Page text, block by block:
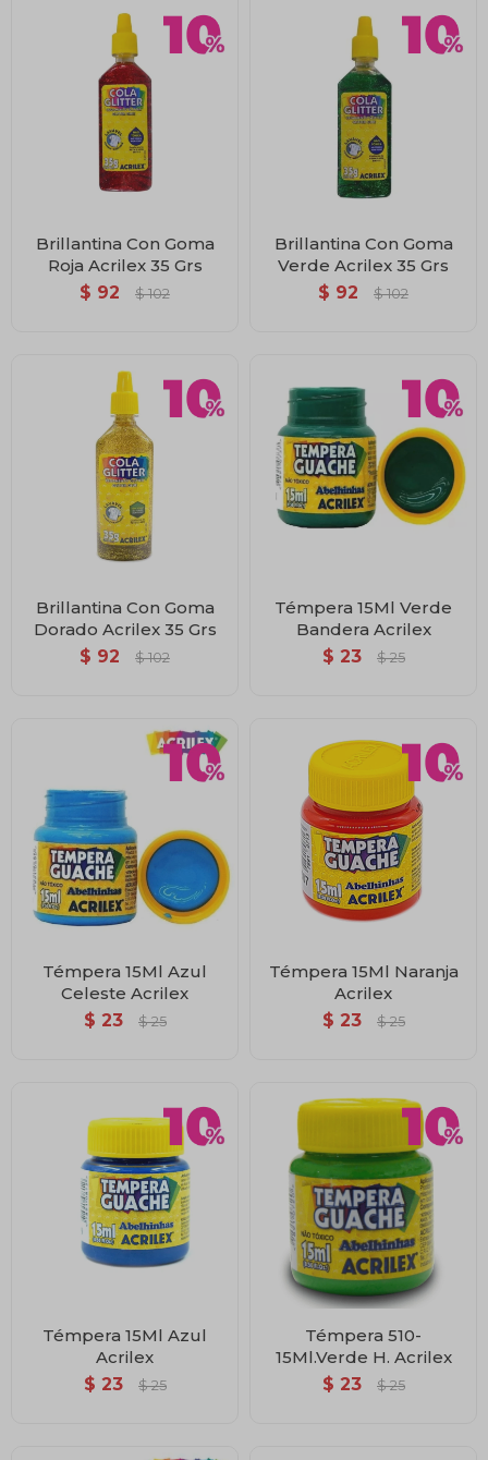
Brillantina Con Goma
Roja Acrilex 35 Grs
$ 92 $ 102
Brillantina Con Goma
Verde Acrilex 35 Grs
$ 92 $ 102
Brillantina Con Goma
Dorado Acrilex 35 Grs
$ 92 $ 102
Témpera 15Ml Verde
Bandera Acrilex
$ 23 $ 25
Témpera 15Ml Azul
Celeste Acrilex
$ 23 $ 25
Témpera 15Ml Naranja
Acrilex
$ 23 $ 25
Témpera 15Ml Azul
Acrilex
$ 23 $ 25
Témpera 510-
15Ml.Verde H. Acrilex
$ 23 $ 25